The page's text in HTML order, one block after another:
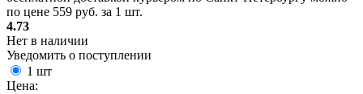
по цене 559 руб. за 1 шт.
4.73
Нет в наличии
Уведомить о поступлении
1 шт
Цена: